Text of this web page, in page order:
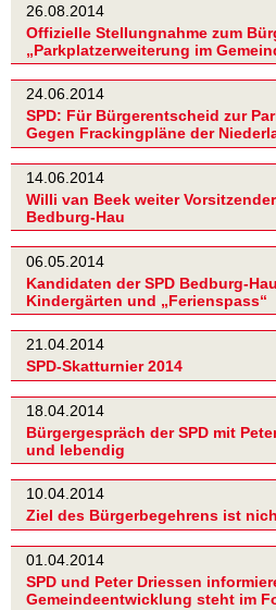
26.08.2014
Offizielle Stellungnahme zum
„Parkplatzerweiterung im
24.06.2014
SPD: Für Bürgerentscheid zur
Gegen Frackingpläne der
14.06.2014
Willi van Beek weiter
Bedburg-Hau
06.05.2014
Kandidaten der SPD Bedburg-
Kindergärten und „Ferienspass“
21.04.2014
SPD-Skatturnier 2014
18.04.2014
Bürgergespräch der SPD mit
und lebendig
10.04.2014
Ziel des Bürgerbegehrens ist
01.04.2014
SPD und Peter Driessen
Gemeindeentwicklung steht im